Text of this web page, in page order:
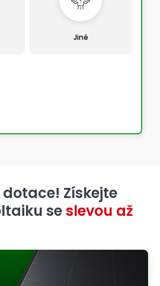
Jiné
Získejte
seslevou až